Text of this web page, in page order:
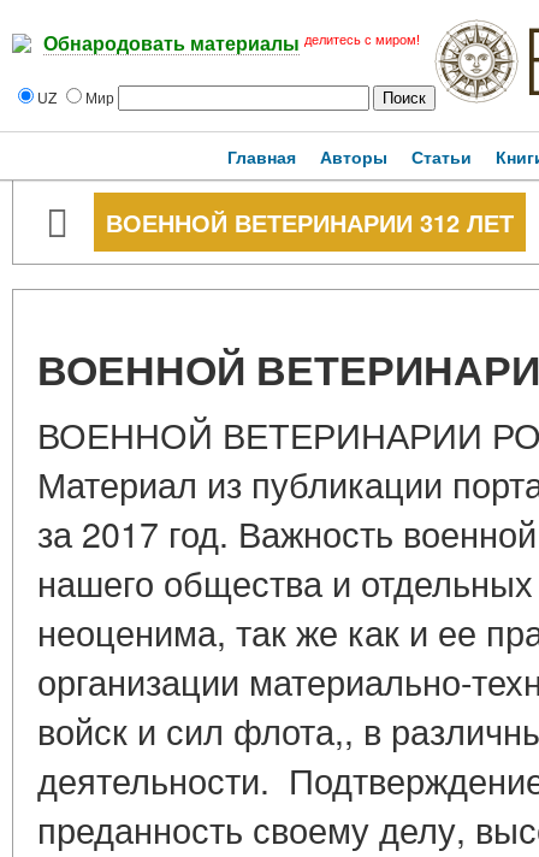
Обнародовать материалы делитесь с миром!
UZ Мир
Главная Авторы Статьи
ВОЕННОЙ ВЕТЕРИНАРИИ 312 ЛЕТ
ВОЕННОЙ
ВОЕННОЙ ВЕТЕРИНАРИИ
Материал из публикации
за 2017 год. Важность
нашего общества и
неоценима, так же как и ее
организации материально-
войск и сил флота,, в
деятельности.
преданность своему делу,